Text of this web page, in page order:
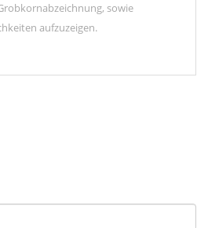
sowie
aufzuzeigen.